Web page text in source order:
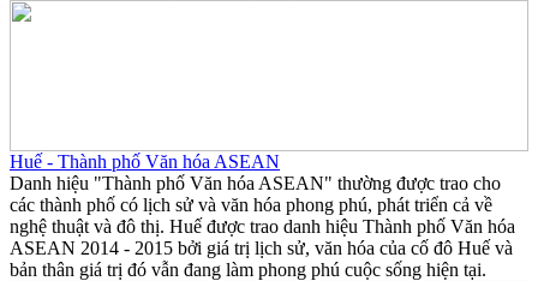
Huế - Thành phố Văn hóa ASEAN
Danh hiệu "Thành phố Văn hóa ASEAN" thường được trao cho
các thành phố có lịch sử và văn hóa phong phú, phát triển cả về
nghệ thuật và đô thị. Huế được trao danh hiệu Thành phố Văn hóa
ASEAN 2014 - 2015 bởi giá trị lịch sử, văn hóa của cố đô Huế và
bản thân giá trị đó vẫn đang làm phong phú cuộc sống hiện tại.